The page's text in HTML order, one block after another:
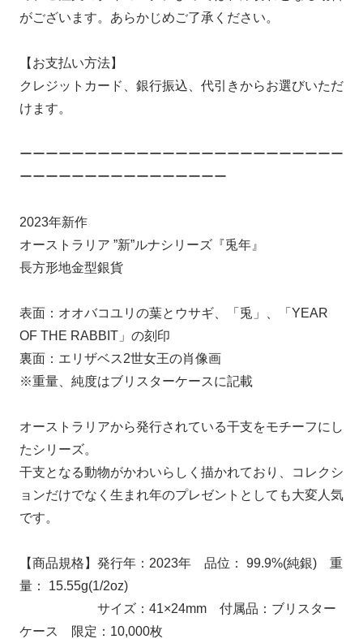
がございます。あらかじめご了承ください。
【お支払い方法】
クレジットカード、銀行振込、代引きからお選びいただ
けます。
ーーーーーーーーーーーーーーーーーーーーーーーーー
ーーーーーーーーーーーーーーーー
2023年新作
オーストラリア ”新”ルナシリーズ『兎年』
長方形地金型銀貨
表面：オオバコユリの葉とウサギ、「兎」、「YEAR
OF THE RABBIT」の刻印
裏面：エリザベス2世女王の肖像画
※重量、純度はブリスターケースに記載
オーストラリアから発行されている干支をモチーフにし
たシリーズ。
干支となる動物がかわいらしく描かれており、コレクシ
ョンだけでなく生まれ年のプレゼントとしても大変人気
です。
【商品規格】発行年：2023年 品位： 99.9%(純銀) 重
量： 15.55g(1/2oz)
サイズ：41×24mm 付属品：ブリスター
ケース 限定：10,000枚